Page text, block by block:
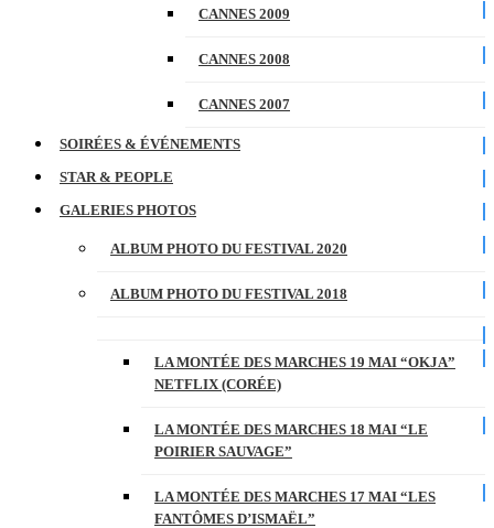
CANNES 2009
CANNES 2008
CANNES 2007
SOIRÉES & ÉVÉNEMENTS
STAR & PEOPLE
GALERIES PHOTOS
ALBUM PHOTO DU FESTIVAL 2020
ALBUM PHOTO DU FESTIVAL 2018
LA MONTÉE DES MARCHES 19 MAI “OKJA”
NETFLIX (CORÉE)
LA MONTÉE DES MARCHES 18 MAI “LE
POIRIER SAUVAGE”
LA MONTÉE DES MARCHES 17 MAI “LES
FANTÔMES D’ISMAËL”